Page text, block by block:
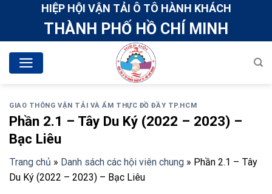
HIỆP HỘI VẬN TẢI Ô TÔ HÀNH KHÁCH
THÀNH PHỐ HỒ CHÍ MINH
GIAO THÔNG VẬN TẢI VÀ ẨM THỰC ĐỒ ĐẦY TP.HCM
Phần 2.1 – Tây Du Ký (2022 – 2023) –
Bạc Liêu
Trang chủ » Danh sách các hội viên chung » Phần 2.1 – Tây
Du Ký (2022 – 2023) – Bạc Liêu